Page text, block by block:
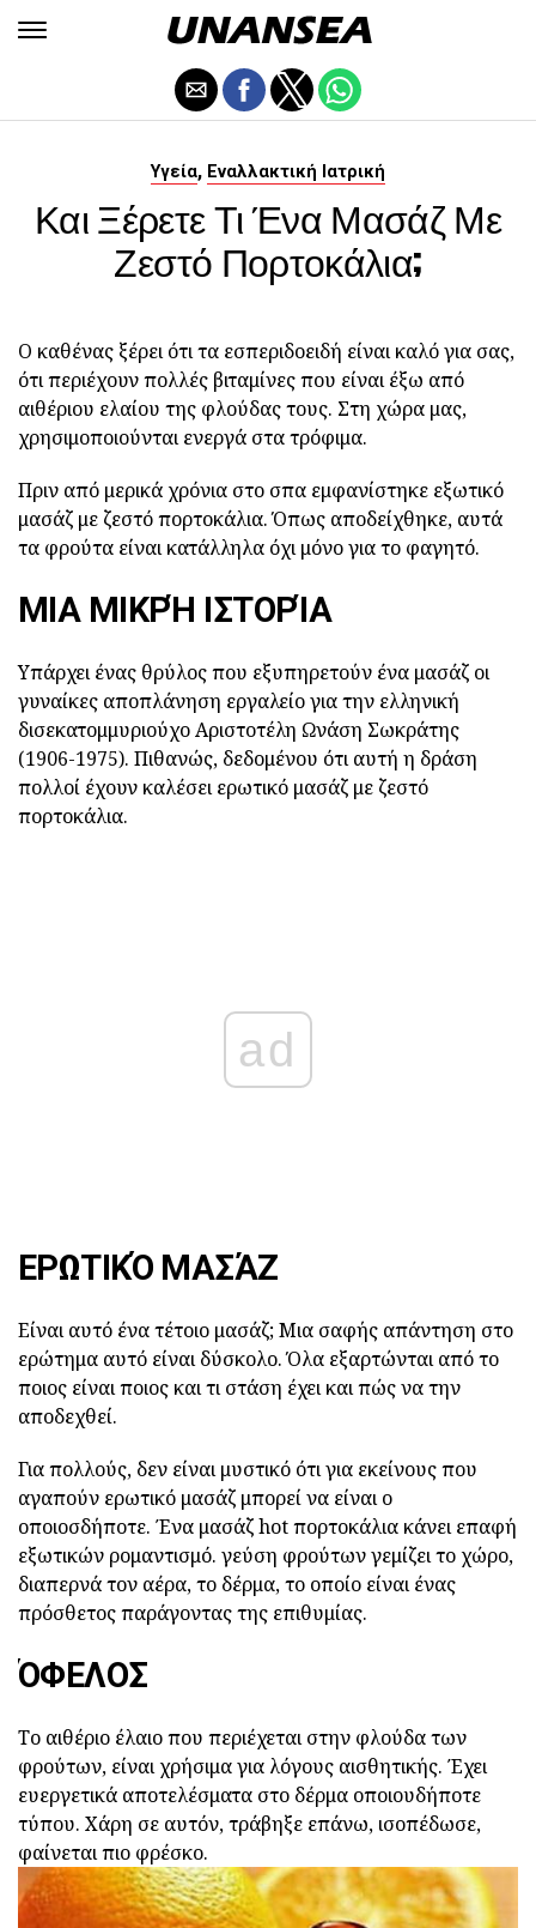
Υγεία, Εναλλακτική Ιατρική
Και Ξέρετε Τι Ένα Μασάζ Με
Ζεστό Πορτοκάλια;
Ο καθένας ξέρει ότι τα εσπεριδοειδή είναι καλό για σας,
ότι περιέχουν πολλές βιταμίνες που είναι έξω από
αιθέριου ελαίου της φλούδας τους. Στη χώρα μας,
χρησιμοποιούνται ενεργά στα τρόφιμα.
Πριν από μερικά χρόνια στο σπα εμφανίστηκε εξωτικό
μασάζ με ζεστό πορτοκάλια. Όπως αποδείχθηκε, αυτά
τα φρούτα είναι κατάλληλα όχι μόνο για το φαγητό.
ΜΙΑ ΜΙΚΡΉ ΙΣΤΟΡΊΑ
Υπάρχει ένας θρύλος που εξυπηρετούν ένα μασάζ οι
γυναίκες αποπλάνηση εργαλείο για την ελληνική
δισεκατομμυριούχο Αριστοτέλη Ωνάση Σωκράτης
(1906-1975). Πιθανώς, δεδομένου ότι αυτή η δράση
πολλοί έχουν καλέσει ερωτικό μασάζ με ζεστό
πορτοκάλια.
ad
ΕΡΩΤΙΚΌ ΜΑΣΆΖ
Είναι αυτό ένα τέτοιο μασάζ;Μια σαφής απάντηση στο
ερώτημα αυτό είναι δύσκολο. Όλα εξαρτώνται από το
ποιος είναι ποιος και τι στάση έχει και πώς να την
αποδεχθεί.
Για πολλούς, δεν είναι μυστικό ότι για εκείνους που
αγαπούν ερωτικό μασάζ μπορεί να είναι ο
οποιοσδήποτε. Ένα μασάζ hot πορτοκάλια κάνει επαφή
εξωτικών ρομαντισμό. γεύση φρούτων γεμίζει το χώρο,
διαπερνά τον αέρα, το δέρμα, το οποίο είναι ένας
πρόσθετος παράγοντας της επιθυμίας.
ΌΦΕΛΟΣ
Το αιθέριο έλαιο που περιέχεται στην φλούδα των
φρούτων, είναι χρήσιμα για λόγους αισθητικής. Έχει
ευεργετικά αποτελέσματα στο δέρμα οποιουδήποτε
τύπου. Χάρη σε αυτόν, τράβηξε επάνω, ισοπέδωσε,
φαίνεται πιο φρέσκο.